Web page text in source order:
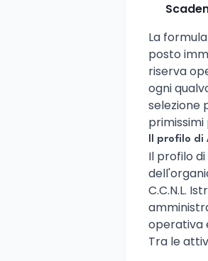
La
posto
riserva
ogni
selezione
primissimi
Il profilo di
Il profilo di
C.C.N.L.
operativa
Tra le